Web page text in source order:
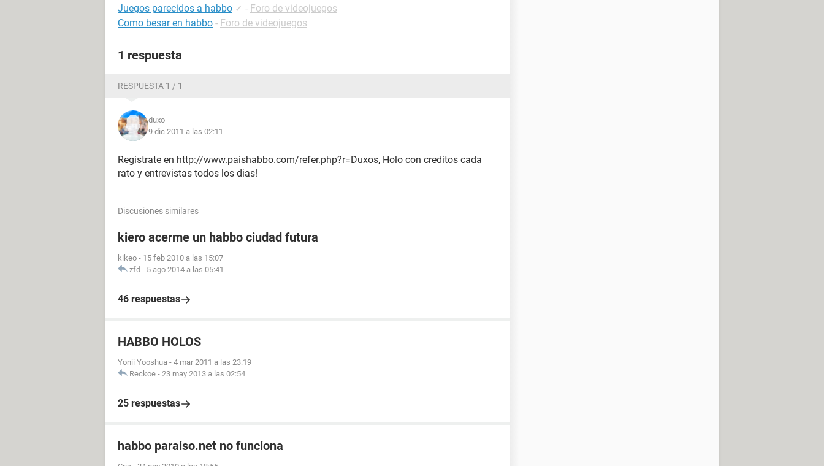
Juegos parecidos a habbo ✓ - Foro de videojuegos
Como besar en habbo - Foro de videojuegos
1 respuesta
RESPUESTA 1 / 1
duxo
9 dic 2011 a las 02:11
Registrate en http://www.paishabbo.com/refer.php?r=Duxos, Holo con creditos cada
rato y entrevistas todos los dias!
Discusiones similares
kiero acerme un habbo ciudad futura
kikeo - 15 feb 2010 a las 15:07
zfd - 5 ago 2014 a las 05:41
46 respuestas
HABBO HOLOS
Yonii Yooshua - 4 mar 2011 a las 23:19
Reckoe - 23 may 2013 a las 02:54
25 respuestas
habbo paraiso.net no funciona